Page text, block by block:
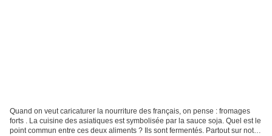
Quand on veut caricaturer la nourriture des français, on pense : fromages
forts . La cuisine des asiatiques est symbolisée par la sauce soja. Quel est le
point commun entre ces deux aliments ? Ils sont fermentés. Partout sur notre